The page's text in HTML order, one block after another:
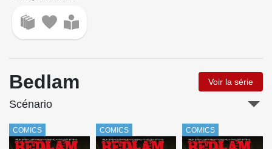
Bedlam Voir la série
Scénario
COMICS COMICS COMICS